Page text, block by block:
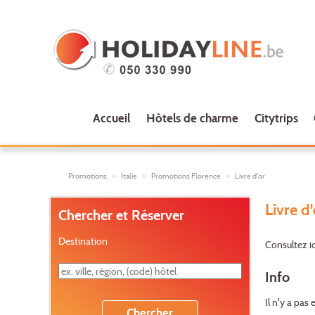
Accueil Hôtels de charme Citytrips
Promotions Italie Promotions Florence Livre d'or
Livre
Consultez
Info
Il n'y a pas
Chercher et Réserver
Destination